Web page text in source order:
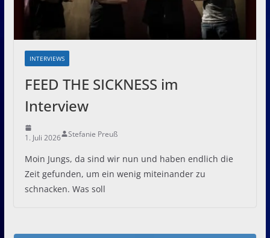
INTERVIEWS
FEED THE SICKNESS im
Interview
1. Juli 2026 Stefanie Preuß
Moin Jungs, da sind wir nun und haben endlich die
Zeit gefunden, um ein wenig miteinander zu
schnacken. Was soll